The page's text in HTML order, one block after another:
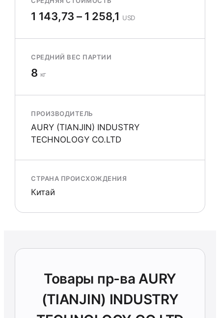
1 143,73 – 1 258,1 USD
СРЕДНИЙ ВЕС ПАРТИИ
8 кг
ПРОИЗВОДИТЕЛЬ
AURY (TIANJIN) INDUSTRY
TECHNOLOGY CO.LTD
СТРАНА ПРОИСХОЖДЕНИЯ
Китай
Товары пр-ва AURY
(TIANJIN) INDUSTRY